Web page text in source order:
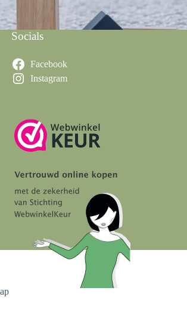
Socials
Facebook
Instagram